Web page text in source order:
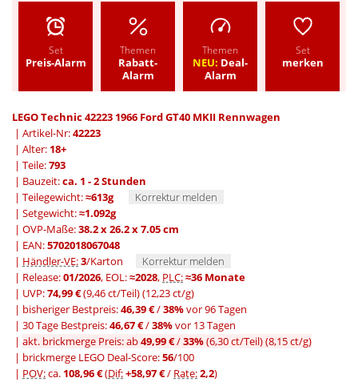
Set
Preis-Alarm
Themen
Rabatt-
Alarm
Themen
NEU: Deal-
Alarm
Set
merken
LEGO Technic 42223 1966 Ford GT40 MKII Rennwagen
| Artikel-Nr:42223
| Alter: 18+
| Teile:793
| Bauzeit:ca. 1 - 2 Stunden
| Teilegewicht:≈613g
Korrektur melden
| Setgewicht:≈1.092g
| OVP-Maße:38.2 x 26.2 x 7.05 cm
| EAN:5702018067048
| Händler-VE:3/Karton
Korrektur melden
| Release:01/2026, EOL:≈2028, PLC:≈36 Monate
| UVP:74,99 €(9,46 ct/Teil)(12,23 ct/g)
| bisheriger Bestpreis:46,39 €/38%vor 96 Tagen
| 30 Tage Bestpreis:46,67 €/38%vor 13 Tagen
| akt. brickmerge Preis: ab49,99 €/33%(6,30 ct/Teil)(8,15 ct/g)
| brickmerge LEGO Deal-Score:56/100
| POV:ca. 108,96 €(Dif:+58,97 €/ Rate:2,2)